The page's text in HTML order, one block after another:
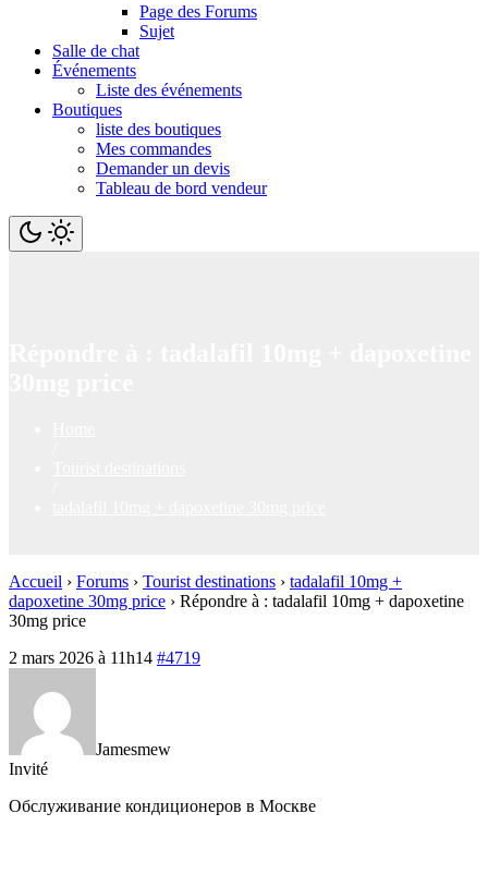
Page des Forums
Sujet
Salle de chat
Événements
Liste des événements
Boutiques
liste des boutiques
Mes commandes
Demander un devis
Tableau de bord vendeur
Accueil › Forums › Tourist destinations › tadalafil 10mg +
dapoxetine 30mg price › Répondre à : tadalafil 10mg + dapoxetine
30mg price
2 mars 2026 à 11h14 #4719
Jamesmew
Invité
Обслуживание кондиционеров в Москве